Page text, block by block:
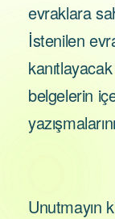
evraklara
İstenilen
belgelerin
Unutmayın